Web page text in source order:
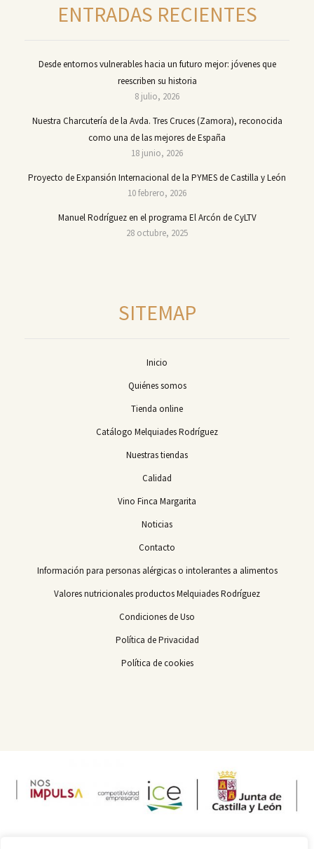
ENTRADAS RECIENTES
Desde entornos vulnerables hacia un futuro mejor: jóvenes que
reescriben su historia
8 julio, 2026
Nuestra Charcutería de la Avda. Tres Cruces (Zamora), reconocida
como una de las mejores de España
18 junio, 2026
Proyecto de Expansión Internacional de la PYMES de Castilla y León
10 febrero, 2026
Manuel Rodríguez en el programa El Arcón de CyLTV
28 octubre, 2025
SITEMAP
Inicio
Quiénes somos
Tienda online
Catálogo Melquiades Rodríguez
Nuestras tiendas
Calidad
Vino Finca Margarita
Noticias
Contacto
Información para personas alérgicas o intolerantes a alimentos
Valores nutricionales productos Melquiades Rodríguez
Condiciones de Uso
Política de Privacidad
Política de cookies